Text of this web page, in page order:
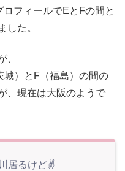
フィールでEとFの間と
した。
、
城）とF（福島）の間の
、現在は大阪のようで
居るけど✌️